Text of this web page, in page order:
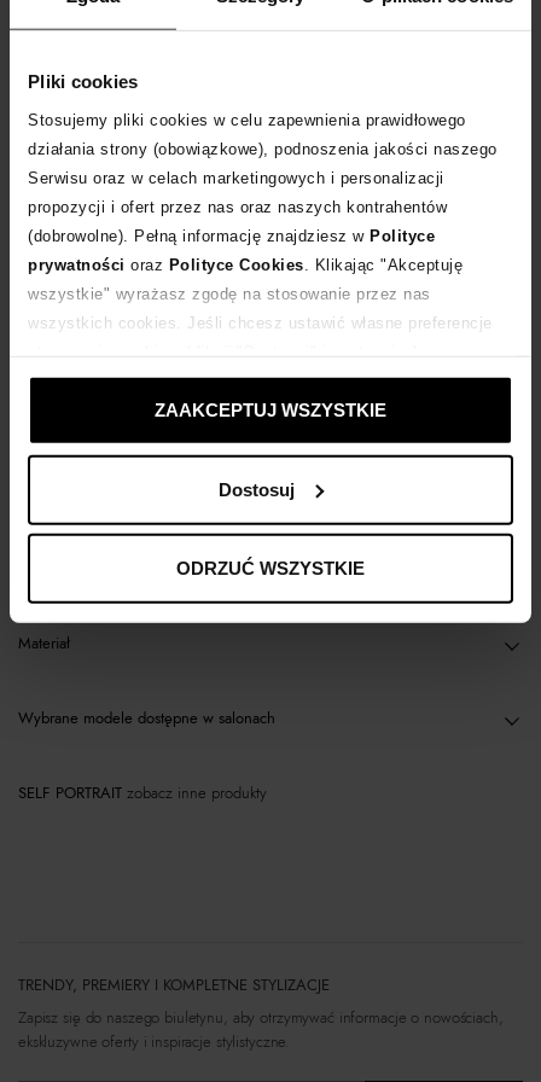
Pliki cookies
Stosujemy pliki cookies w celu zapewnienia prawidłowego
działania strony (obowiązkowe), podnoszenia jakości naszego
Serwisu oraz w celach marketingowych i personalizacji
propozycji i ofert przez nas oraz naszych kontrahentów
(dobrowolne). Pełną informację znajdziesz w Polityce
prywatności oraz Polityce Cookies . Klikając "Akceptuję
wszystkie" wyrażasz zgodę na stosowanie przez nas
wszystkich cookies. Jeśli chcesz ustawić własne preferencje
ustawienia prywatności.
ZAAKCEPTUJ WSZYSTKIE
Dostosuj
ODRZUĆ WSZYSTKIE
WYBIERZ ROZMIAR
DODAJ DO KOSZYKA
Dostawa
14 dni na zwrot towaru
+239 punktówzyskujesz w Klubie Korzyści Sprawdź
Kup teraz, Zapłać później!
Materiał
Wybrane modele dostępne w salonach
SELF PORTRAIT zobacz inne produkty
TRENDY, PREMIERY I KOMPLETNE STYLIZACJE
Zapisz się do naszego biuletynu, aby otrzymywać informacje o nowościach,
ekskluzywne oferty i inspiracje stylistyczne.